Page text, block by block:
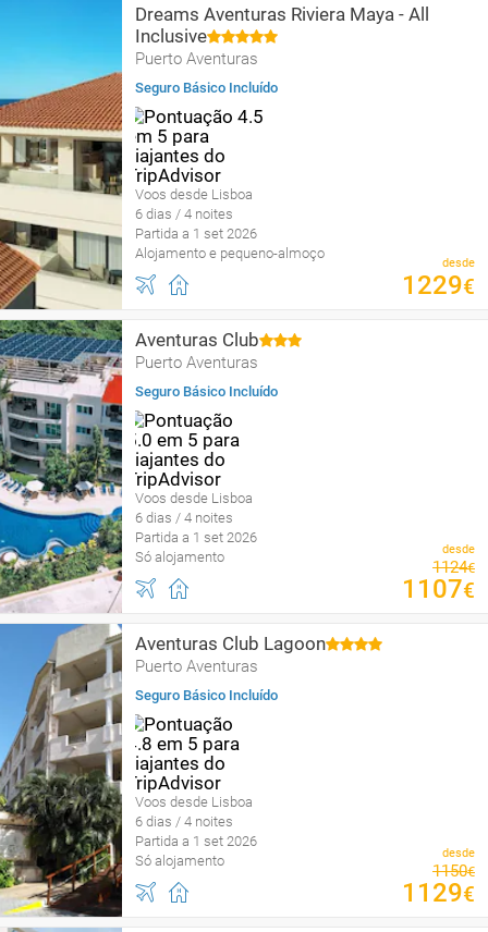
Dreams Aventuras Riviera Maya - All
Inclusive
Puerto Aventuras
Seguro Básico Incluído
Voos desde Lisboa
6 dias / 4 noites
Partida a 1 set 2026
Alojamento e pequeno-almoço
desde
1229€
Aventuras Club
Puerto Aventuras
Seguro Básico Incluído
Voos desde Lisboa
6 dias / 4 noites
Partida a 1 set 2026
Só alojamento
desde
1124€
1107€
Aventuras Club Lagoon
Puerto Aventuras
Seguro Básico Incluído
Voos desde Lisboa
6 dias / 4 noites
Partida a 1 set 2026
Só alojamento
desde
1150€
1129€